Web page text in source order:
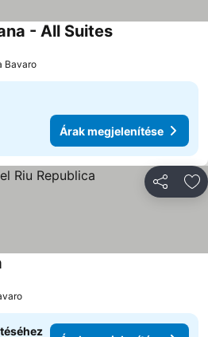
- All Suites
Bavaro
Árak megjelenítése